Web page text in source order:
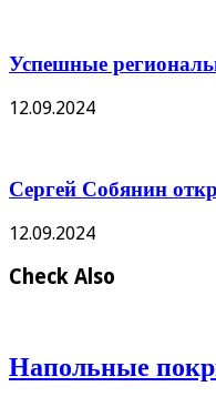
Успешные
12.09.2024
Сергей Собянин
12.09.2024
Check Also
Напольные